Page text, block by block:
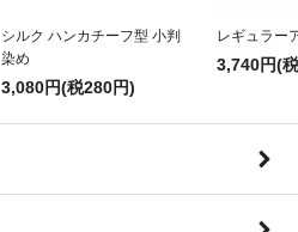
シルク ハンカチーフ型 小判
染め
3,080円(税280円)
レギュラー
3,740円(